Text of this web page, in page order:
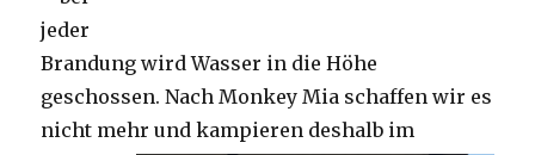
jeder
Brandung wird Wasser in die Höhe
geschossen. Nach Monkey Mia schaffen wir es
nicht mehr und kampieren deshalb im